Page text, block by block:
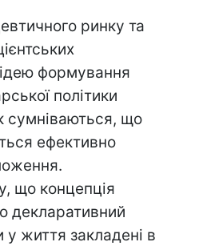
ринку та
ідею формування
політики
сумніваються, що
ефективно
що концепція
декларативний
у життя закладені в